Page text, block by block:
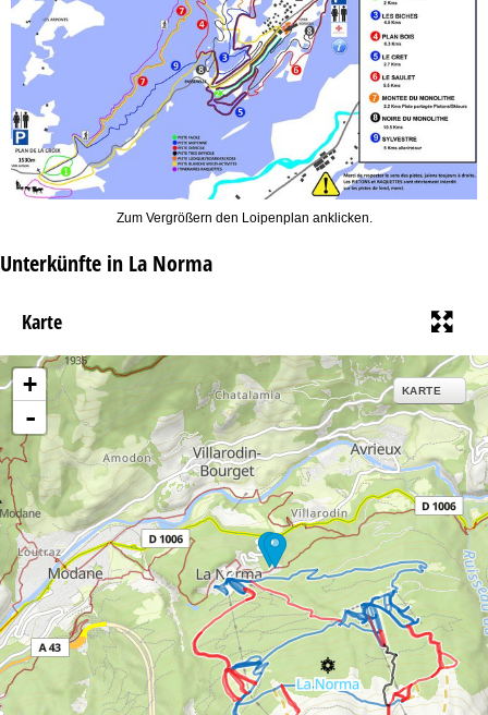
e
Zum Vergrößern den Loipenplan anklicken.
Unterkünfte in La Norma
Karte
12
+
-
KARTE